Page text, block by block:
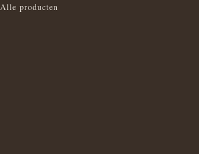
Alle producten